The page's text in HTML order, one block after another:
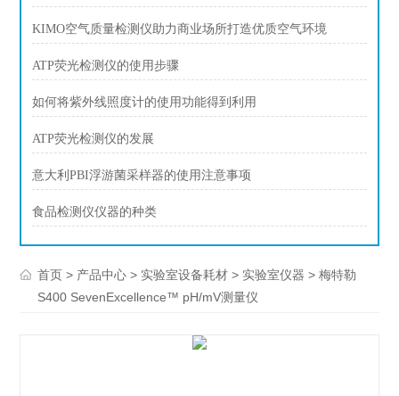
KIMO空气质量检测仪助力商业场所打造优质空气环境
ATP荧光检测仪的使用步骤
如何将紫外线照度计的使用功能得到利用
ATP荧光检测仪的发展
意大利PBI浮游菌采样器的使用注意事项
食品检测仪仪器的种类
首页 > 产品中心 > 实验室设备耗材 > 实验室仪器 > 梅特勒
S400 SevenExcellence™ pH/mV测量仪